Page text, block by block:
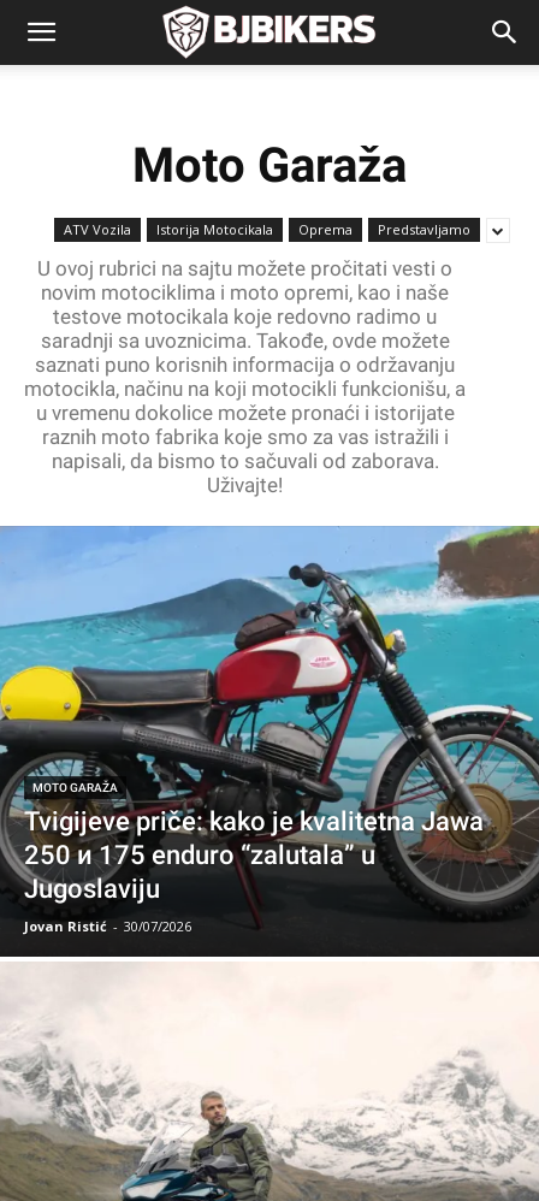
Moto Garaža
ATV Vozila Istorija Motocikala Oprema Predstavljamo
U ovoj rubrici na sajtu možete pročitati vesti o
novim motociklima i moto opremi, kao i naše
testove motocikala koje redovno radimo u
saradnji sa uvoznicima. Takođe, ovde možete
saznati puno korisnih informacija o održavanju
motocikla, načinu na koji motocikli funkcionišu, a
u vremenu dokolice možete pronaći i istorijate
raznih moto fabrika koje smo za vas istražili i
napisali, da bismo to sačuvali od zaborava.
Uživajte!
MOTO GARAŽA
Tvigijeve priče: kako je kvalitetna Jawa
250 и 175 enduro “zalutala” u
Jugoslaviju
Jovan Ristić - 30/07/2026